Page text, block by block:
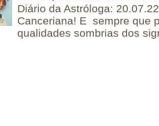
Diário da Astróloga:
Canceriana! E sempre que
qualidades sombrias dos